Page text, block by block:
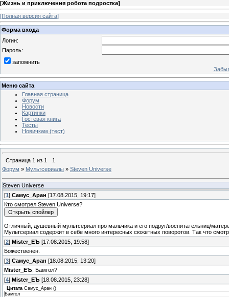
[Жизнь и приключения робота подростка]
[Полная версия сайта]
Форма входа
Логин:
Пароль:
запомнить
Меню сайта
Главная страница
Форум
Новости
Картинки
Гостевая книга
Тесты
Новичкам (тест)
Страница 1 из 1
1
Форум » Мультсериалы » Steven Universe
Steven Universe
[1] Самус_Аран [17.08.2015, 19:17]
Кто смотрел Steven Universe?
Отличный, душевный мультсериал про мальчика и его подруг/воспитательниц/
Мультсериал содержит в себе много интересных сюжетных поворотов. Так что
[2] Mister_EЪ [17.08.2015, 19:58]
Божественен.
[3] Самус_Аран [18.08.2015, 13:20]
Mister_EЪ , Бамгол?
[4] Mister_EЪ [18.08.2015, 23:28]
Цитата Самус_Аран ()
Бамгол